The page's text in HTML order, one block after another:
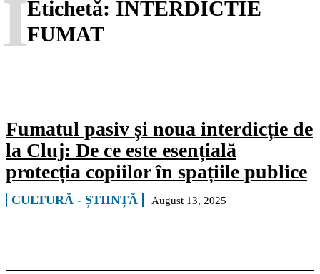
Etichetă: INTERDICTIE
FUMAT
I
Fumatul pasiv și noua interdicție de
la Cluj: De ce este esențială
protecția copiilor în spațiile publice
CULTURĂ - ȘTIINȚĂ August 13, 2025